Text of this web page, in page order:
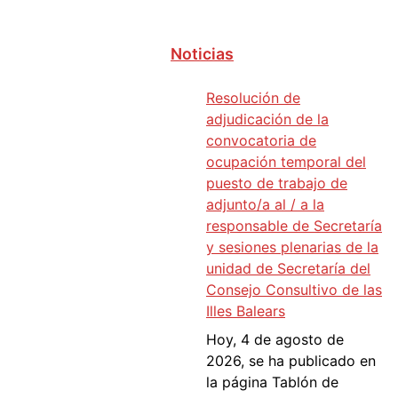
Noticias
Resolución de
adjudicación de la
convocatoria de
ocupación temporal del
puesto de trabajo de
adjunto/a al / a la
responsable de Secretaría
y sesiones plenarias de la
unidad de Secretaría del
Consejo Consultivo de las
Illes Balears
Hoy, 4 de agosto de
2026, se ha publicado en
la página Tablón de